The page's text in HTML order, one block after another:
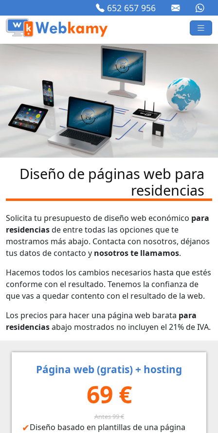
652 657 956
Diseño de páginas web para
residencias
Solicita tu presupuesto de diseño web económico para
residenciasde entre todas las opciones que te
mostramos más abajo. Contacta con nosotros, déjanos
tus datos de contacto y nosotros te llamamos.
Hacemos todos los cambios necesarios hasta que estés
conforme con el resultado. Tenemos la confianza de
que vas a quedar contento con el resultado de la web.
Los precios para hacer una página web barata para
residenciasabajo mostrados no incluyen el 21% de IVA.
Página web (gratis) + hosting
69 €
Antes 99 €
Diseño basado en plantillas de una página